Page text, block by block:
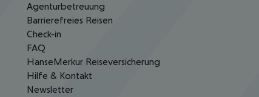
Agenturbetreuung
Barrierefreies Reisen
Check-in
FAQ
HanseMerkur Reiseversicherung
Hilfe & Kontakt
Newsletter